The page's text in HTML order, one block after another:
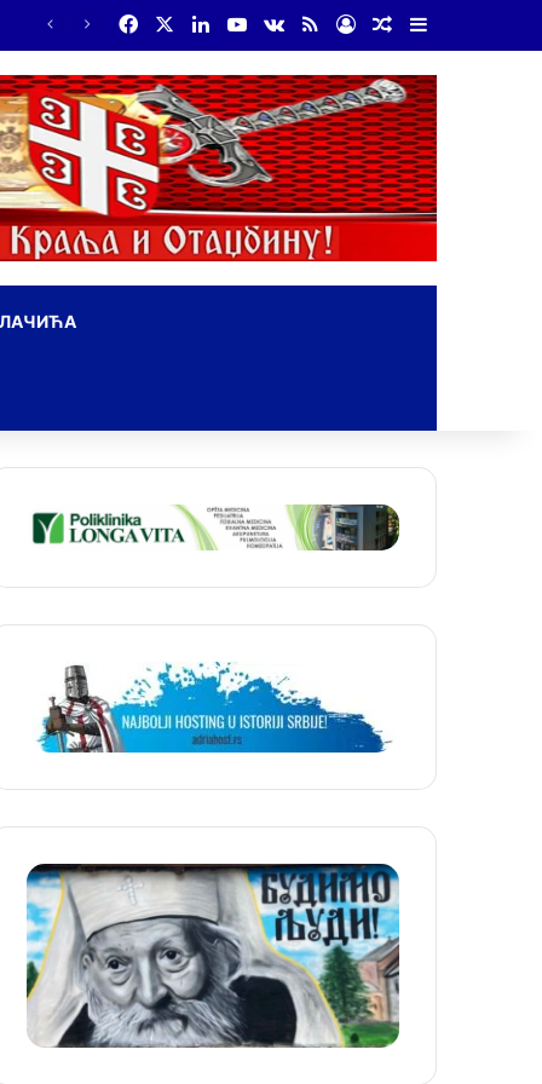
FacebookLinkedInYouTube
vk.com
RSS Log InRandom Article